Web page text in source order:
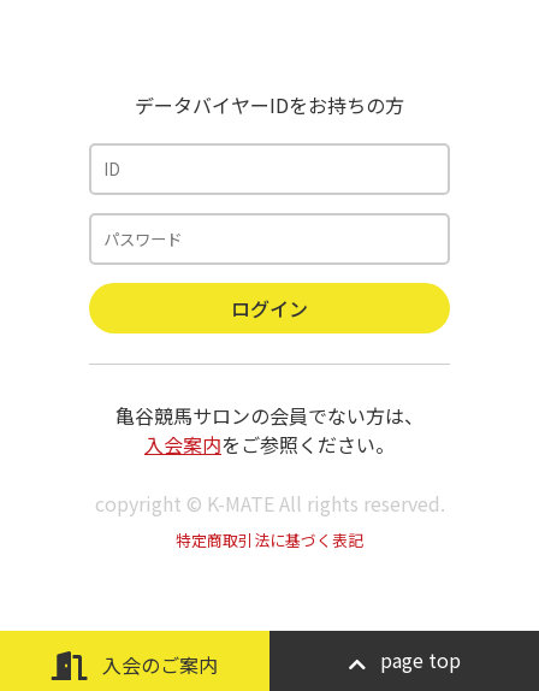
データバイヤーIDをお持ちの方
亀谷競馬サロンの会員でない方は、
入会案内をご参照ください。
copyright © K-MATE All rights reserved.
特定商取引法に基づく表記
入会のご案内 page top